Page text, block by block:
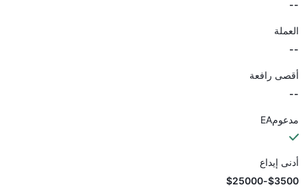
--
العملة
--
أقصى رافعة
--
مدعومEA
أدنى إيداع
$3500-$25000